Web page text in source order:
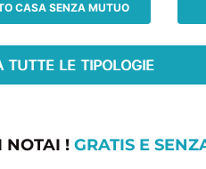
CASA SENZA MUTUO
NOTAI ! GRATIS E